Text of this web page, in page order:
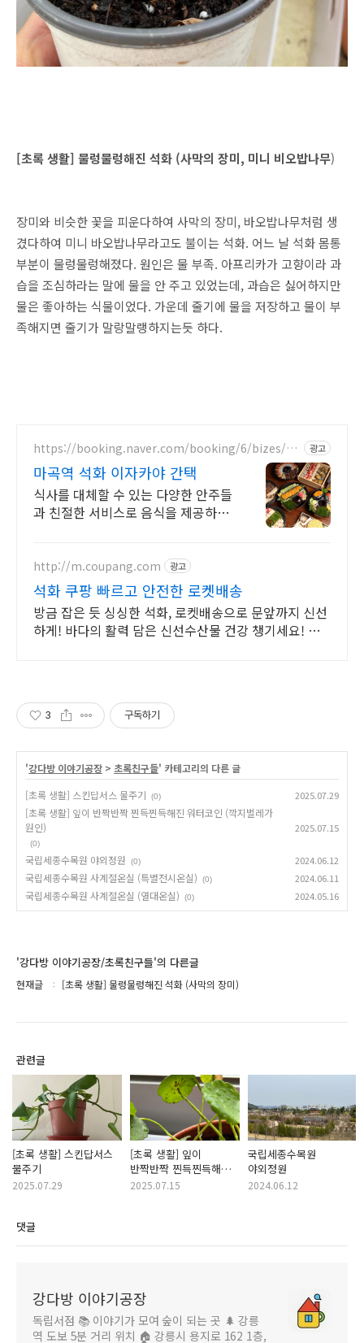
[초록 생활] 물렁물렁해진 석화 (사막의 장미, 미니 비오밥나무)
장미와 비슷한 꽃을 피운다하여 사막의 장미, 바오밥나무처럼 생
겼다하여 미니 바오밥나무라고도 불이는 석화. 어느 날 석화 몸통
부분이 물렁물렁해졌다. 원인은 물 부족. 아프리카가 고향이라 과
습을 조심하라는 말에 물을 안 주고 있었는데, 과습은 싫어하지만
물은 좋아하는 식물이었다. 가운데 줄기에 물을 저장하고 물이 부
족해지면 줄기가 말랑말랭하지는듯 하다.
https://booking.naver.com/booking/6/bizes/12
광고
마곡역 석화 이자카야 간택
식사를 대체할 수 있는 다양한 안주들
과 친절한 서비스로 음식을 제공하고
http://m.coupang.com 광고
석화 쿠팡 빠르고 안전한 로켓배송
방금 잡은 듯 싱싱한 석화, 로켓배송으로 문앞까지 신선
하게! 바다의 활력 담은 신선수산물 건강 챙기세요! 와
3 구독하기
'강다방 이야기공장 > 초록친구들' 카테고리의 다른 글
[초록 생활] 스킨답서스 물주기
(0) 2025.07.29
[초록 생활] 잎이 반짝반짝 찐득찐득해진 워터코인 (깍지벌레가
원인)
(0)
2025.07.15
국립세종수목원 야외정원 (0) 2024.06.12
국립세종수목원 사계절온실 (특별전시온실) (0) 2024.06.11
국립세종수목원 사계절온실 (열대온실) (0) 2024.05.16
'강다방 이야기공장/초록친구들'의 다른글
현재글 [초록 생활] 물렁물렁해진 석화 (사막의 장미)
관련글
[초록 생활] 스킨답서스
물주기
2025.07.29
[초록 생활] 잎이
반짝반짝 찐득찐득해진
워터코인 (깍지벌레가
2025.07.15
국립세종수목원
야외정원
2024.06.12
댓글
강다방 이야기공장
독립서점 📚 이야기가 모여 숲이 되는 곳 🌲 강릉
역 도보 5분 거리 위치 🏠 강릉시 용지로 162 1층,